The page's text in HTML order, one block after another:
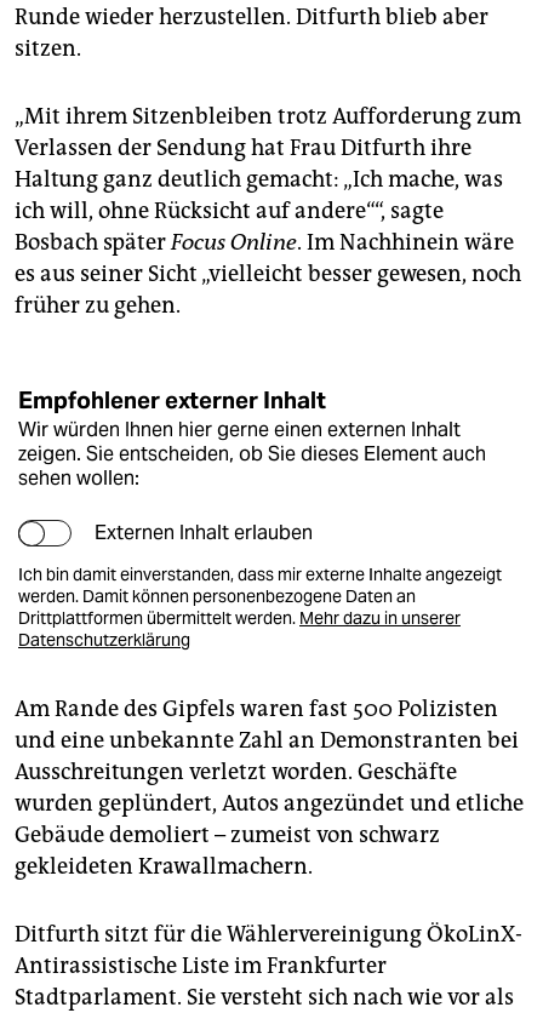
Runde wieder herzustellen. Ditfurth blieb aber
sitzen.
„Mit ihrem Sitzenbleiben trotz Aufforderung zum
Verlassen der Sendung hat Frau Ditfurth ihre
Haltung ganz deutlich gemacht: „Ich mache, was
ich will, ohne Rücksicht auf andere““, sagte
Bosbach späterFocus Online. Im Nachhinein wäre
es aus seiner Sicht „vielleicht besser gewesen, noch
früher zu gehen.
Empfohlener externer Inhalt
Wir würden Ihnen hier gerne einen externen Inhalt
zeigen. Sie entscheiden, ob Sie dieses Element auch
sehen wollen:
Externen Inhalt erlauben
Ich bin damit einverstanden, dass mir externe Inhalte angezeigt
werden. Damit können personenbezogene Daten an
Drittplattformen übermittelt werden. Mehr dazu in unserer
Datenschutzerklärung
Am Rande des Gipfels waren fast 500 Polizisten
und eine unbekannte Zahl an Demonstranten bei
Ausschreitungen verletzt worden. Geschäfte
wurden geplündert, Autos angezündet und etliche
Gebäude demoliert – zumeist von schwarz
gekleideten Krawallmachern.
Ditfurth sitzt für die Wählervereinigung ÖkoLinX-
Antirassistische Liste im Frankfurter
Stadtparlament. Sie versteht sich nach wie vor als